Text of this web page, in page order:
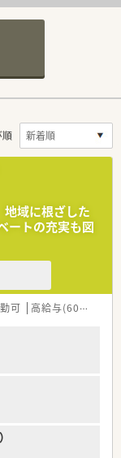
順
域に根ざした
ートの充実も図
可 高給与(600万円以上)